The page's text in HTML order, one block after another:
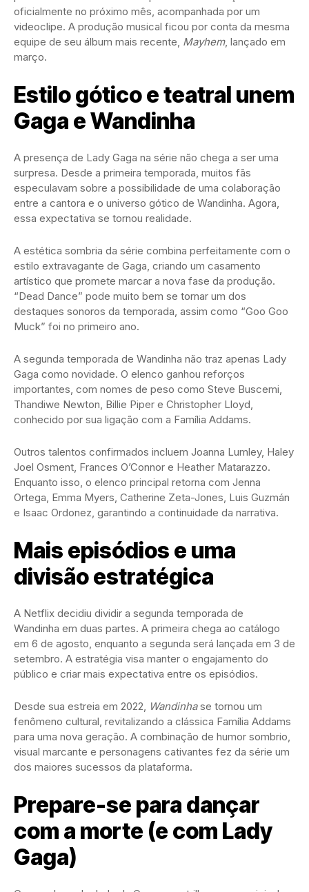
oficialmente no próximo mês, acompanhada por um
videoclipe. A produção musical ficou por conta da mesma
equipe de seu álbum mais recente, Mayhem, lançado em
março.
Estilo gótico e teatral unem
Gaga e Wandinha
A presença de Lady Gaga na série não chega a ser uma
surpresa. Desde a primeira temporada, muitos fãs
especulavam sobre a possibilidade de uma colaboração
entre a cantora e o universo gótico de Wandinha. Agora,
essa expectativa se tornou realidade.
A estética sombria da série combina perfeitamente com o
estilo extravagante de Gaga, criando um casamento
artístico que promete marcar a nova fase da produção.
“Dead Dance” pode muito bem se tornar um dos
destaques sonoros da temporada, assim como “Goo Goo
Muck” foi no primeiro ano.
A segunda temporada de Wandinha não traz apenas Lady
Gaga como novidade. O elenco ganhou reforços
importantes, com nomes de peso como Steve Buscemi,
Thandiwe Newton, Billie Piper e Christopher Lloyd,
conhecido por sua ligação com a Família Addams.
Outros talentos confirmados incluem Joanna Lumley, Haley
Joel Osment, Frances O’Connor e Heather Matarazzo.
Enquanto isso, o elenco principal retorna com Jenna
Ortega, Emma Myers, Catherine Zeta-Jones, Luis Guzmán
e Isaac Ordonez, garantindo a continuidade da narrativa.
Mais episódios e uma
divisão estratégica
A Netflix decidiu dividir a segunda temporada de
Wandinha em duas partes. A primeira chega ao catálogo
em 6 de agosto, enquanto a segunda será lançada em 3 de
setembro. A estratégia visa manter o engajamento do
público e criar mais expectativa entre os episódios.
Desde sua estreia em 2022, Wandinhase tornou um
fenômeno cultural, revitalizando a clássica Família Addams
para uma nova geração. A combinação de humor sombrio,
visual marcante e personagens cativantes fez da série um
dos maiores sucessos da plataforma.
Prepare-se para dançar
com a morte (e com Lady
Gaga)